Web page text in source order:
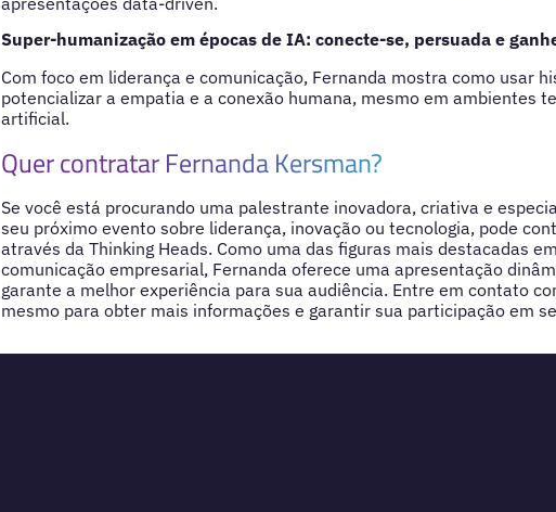
Super-humanização em épocas de IA: conecte-se, persuada e
Com foco em liderança e comunicação, Fernanda mostra como usar
potencializar a empatia e a conexão humana, mesmo em ambientes
artificial.
Quer contratar Fernanda Kersman?
Se você está procurando uma palestrante inovadora, criativa e
seu próximo evento sobre liderança, inovação ou tecnologia, pode
através da Thinking Heads. Como uma das figuras mais destacadas
comunicação empresarial, Fernanda oferece uma apresentação
garante a melhor experiência para sua audiência. Entre em contato
mesmo para obter mais informações e garantir sua participação em